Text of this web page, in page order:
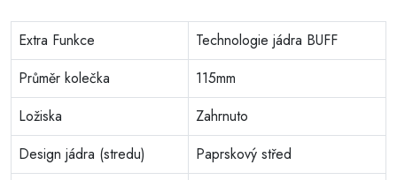
Extra Funkce
Technologie jádra BUFF
Průměr kolečka
115mm
Ložiska
Zahrnuto
Design jádra (stredu)
Paprskový střed